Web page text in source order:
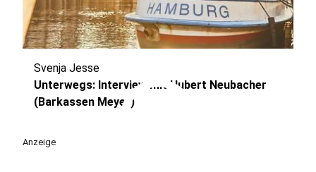
play_circle
Svenja Jesse
Unterwegs: Interview mit Hubert Neubacher
(Barkassen Meyer)
Anzeige